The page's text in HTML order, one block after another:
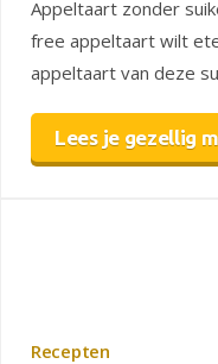
Appeltaart zonder
free appeltaart wilt
appeltaart van deze
Lees je gezellig
Recepten